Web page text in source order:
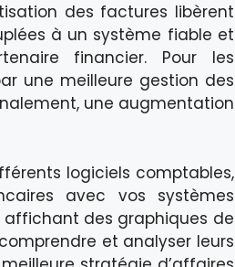
des factures libèrent
à un système fiable et
financier. Pour les
une meilleure gestion des
une augmentation
logiciels comptables,
avec vos systèmes
affichant des graphiques de
et analyser leurs